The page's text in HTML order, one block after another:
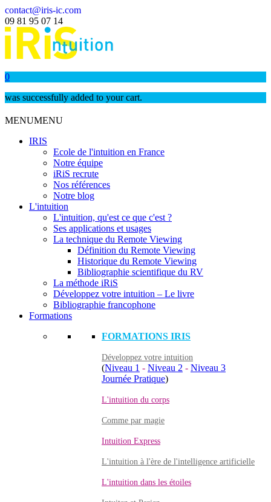
contact@iris-ic.com
09 81 95 07 14
0
was successfully added to your cart.
MENUMENU
IRIS
Ecole de l'intuition en France
Notre équipe
iRiS recrute
Nos références
Notre blog
L'intuition
L'intuition, qu'est ce que c'est ?
Ses applications et usages
La technique du Remote Viewing
Définition du Remote Viewing
Historique du Remote Viewing
Bibliographie scientifique du RV
La méthode iRiS
Développez votre intuition – Le livre
Bibliographie francophone
Formations
FORMATIONS IRIS
Développez votre intuition
(Niveau 1 - Niveau 2 - Niveau 3
Journée Pratique)
L'intuition du corps
Comme par magie
Intuition Express
L'intuition à l'ère de l'intelligence artificielle
L'intuition dans les étoiles